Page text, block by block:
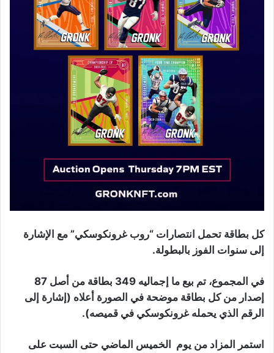
كل بطاقة تحمل انتصارات “روب غرونكوسكي” مع الإشارة
إلى سنوات الفوز بالبطولة.
في المجموع، تم بيع ما إجماليه 349 بطاقة من أصل 87
إصدار من كل بطاقة موضحة في الصورة أعلاه (إشارة إلى
الرقم الذي يحمله غرونكوسكي في قميصه).
استمر المزاد من يوم الخميس الماضي حتى السبت على